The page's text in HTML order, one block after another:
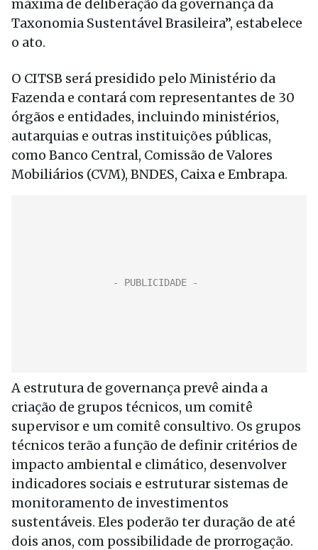
máxima de deliberação da governança da
Taxonomia Sustentável Brasileira”, estabelece
o ato.
O CITSB será presidido pelo Ministério da
Fazenda e contará com representantes de 30
órgãos e entidades, incluindo ministérios,
autarquias e outras instituições públicas,
como Banco Central, Comissão de Valores
Mobiliários (CVM), BNDES, Caixa e Embrapa.
A estrutura de governança prevê ainda a
criação de grupos técnicos, um comitê
supervisor e um comitê consultivo. Os grupos
técnicos terão a função de definir critérios de
impacto ambiental e climático, desenvolver
indicadores sociais e estruturar sistemas de
monitoramento de investimentos
sustentáveis. Eles poderão ter duração de até
dois anos, com possibilidade de prorrogação.